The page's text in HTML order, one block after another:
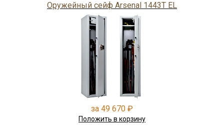
Оружейный сейф Arsenal 1443Т EL
за 49 670 ₽
Положить в корзину